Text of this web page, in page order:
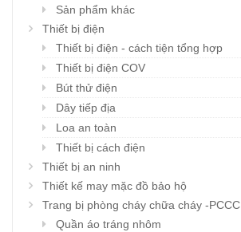
Sản phẩm khác
Thiết bị điện
Thiết bị điện - cách tiện tổng hợp
Thiết bị điện COV
Bút thử điện
Dây tiếp địa
Loa an toàn
Thiết bị cách điện
Thiết bị an ninh
Thiết kế may mặc đồ bảo hộ
Trang bị phòng cháy chữa cháy -PCCC
Quần áo tráng nhôm